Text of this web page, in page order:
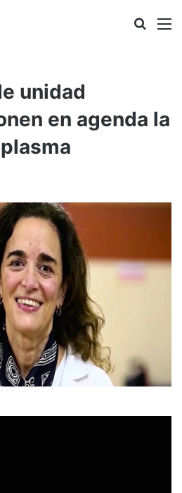
Buscar
unidad
en agenda la